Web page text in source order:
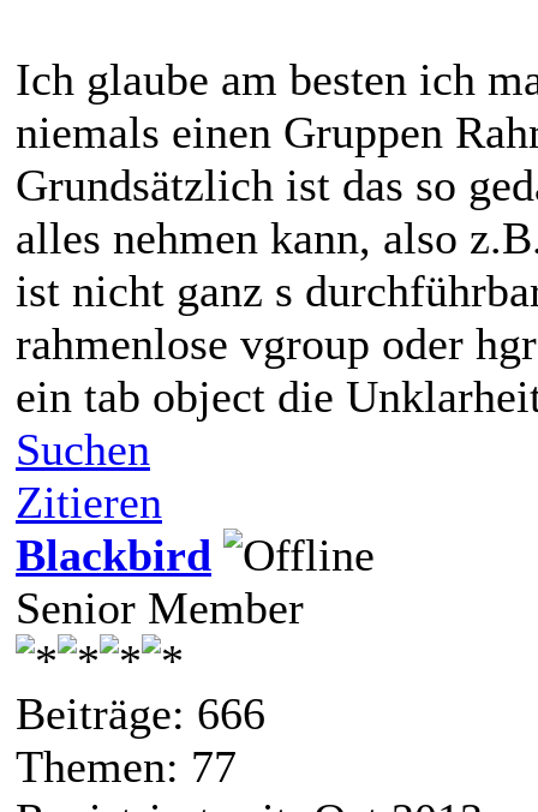
Ich glaube am besten ich
niemals einen Gruppen
Grundsätzlich ist das so
alles nehmen kann, also
ist nicht ganz s
rahmenlose vgroup oder
ein tab object die
Suchen
Zitieren
Blackbird
Senior Member
Beiträge: 666
Themen: 77